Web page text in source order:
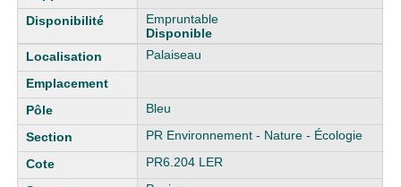
Empruntable
Disponible
Palaiseau
Bleu
PR Environnement - Nature - Écologie
PR6.204 LER